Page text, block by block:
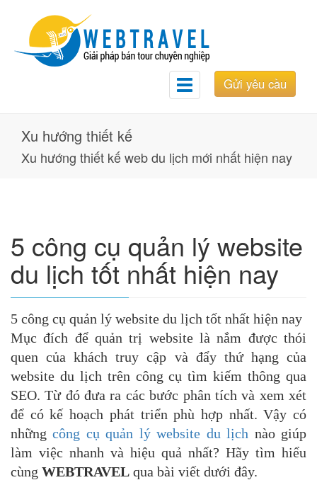
Gửi yêu cầu
Toggle
navigation
Xu hướng thiết kế
Xu hướng thiết kế web du lịch mới nhất hiện nay
5 công cụ quản lý website
du lịch tốt nhất hiện nay
5 công cụ quản lý website du lịch tốt nhất hiện nay
Mục đích để quản trị website là nắm được thói
quen của khách truy cập và đẩy thứ hạng của
website du lịch trên công cụ tìm kiếm thông qua
SEO. Từ đó đưa ra các bước phân tích và xem xét
để có kế hoạch phát triển phù hợp nhất. Vậy có
nhữngcông cụ quản lý website du lịch nào giúp
làm việc nhanh và hiệu quả nhất? Hãy tìm hiểu
cùng WEBTRAVEL qua bài viết dưới đây.